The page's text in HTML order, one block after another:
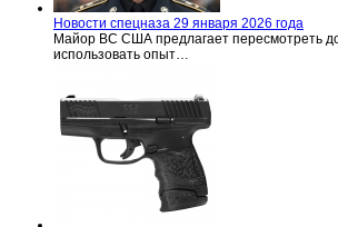
Новости спецназа 29 января 2026 года
Майор ВС США предлагает пересмотреть
использовать опыт…